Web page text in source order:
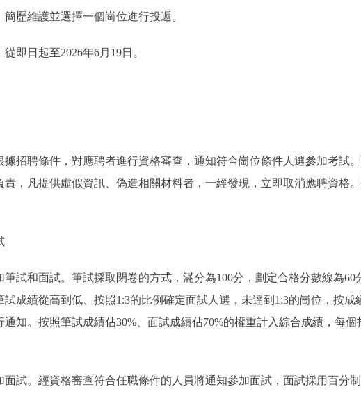
維護並選擇一個崗位進行投遞。
日起至2026年6月19日。
據招聘條件，對應聘者進行資格審查，通知符合崗位條件人選參加考試
責，凡提供虛假資訊、偽造相關材料者，一經發現，立即取消應聘資格
和面試。筆試採取閉卷的方式，滿分為100分，劃定合格分數線為60
成績從高到低、按照1:3的比例確定面試人選，未達到1:3的崗位，按
知。按照筆試成績佔30%、面試成績佔70%的權重計入綜合成績，每
。經資格審查符合任職條件的人員將通知參加面試，面試採用百分